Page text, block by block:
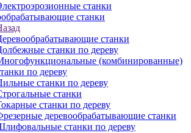
станки
станки
станки
станки по дереву
(комбинированные)
по дереву
станки по дереву
станки
станки по дереву
деревообрабатывающие станки
станки по дереву